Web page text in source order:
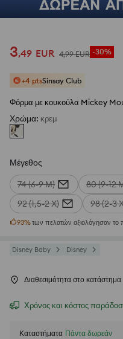
3,49 EUR 4,99 EUR -30%
+4 ptsSinsay Club
Φόρμα με κουκούλα Mickey
Χρώμα: κρεμ
Μέγεθος
74 (6-9 Μ) 80 (9-12
92 (1,5-2 Χ)
98 (2-3
93%των πελατών αξιολόγησαν το
Disney Baby Disney
Διαθεσιμότητα στο κατάστημα
Χρόνος και κόστος
Καταστήματα Πάντα δωρεάν